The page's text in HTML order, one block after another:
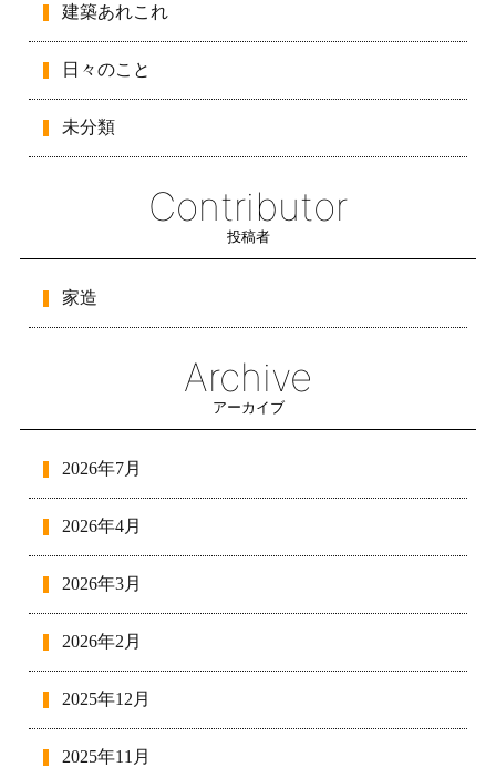
建築あれこれ
日々のこと
未分類
Contributor
投稿者
家造
Archive
アーカイブ
2026年7月
2026年4月
2026年3月
2026年2月
2025年12月
2025年11月